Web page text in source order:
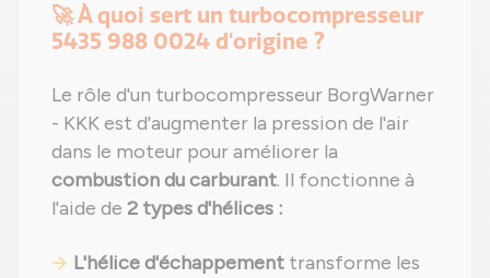
🚀 À quoi sert un turbocompresseur
5435 988 0024 d'origine ?
Le rôle d'un turbocompresseur BorgWarner
- KKK est d'augmenter la pression de l'air
dans le moteur pour améliorer la
combustion du carburant. Il fonctionne à
l'aide de 2 types d'hélices :
L'hélice d'échappement transforme les